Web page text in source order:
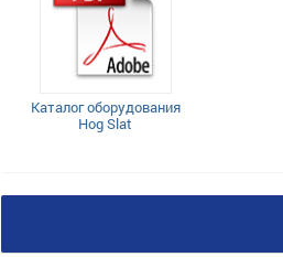
Каталог оборудования
Hog Slat